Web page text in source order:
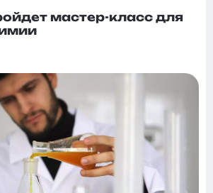
мастер-класс для